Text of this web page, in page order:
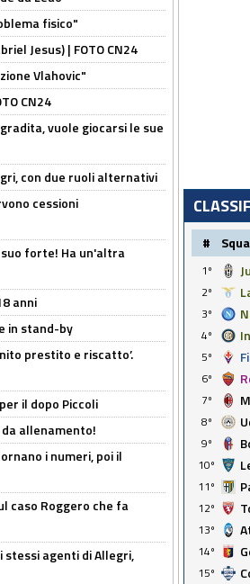
fisico"
Jesus) | FOTO CN24
Vlahovic"
CN24
vuole giocarsi le sue
con due ruoli alternativi
cessioni
suo forte! Ha un'altra
anni
in stand-by
prestito e riscatto’.
il dopo Piccoli
allenamento!
i numeri, poi il
caso Roggero che fa
agenti di Allegri,
#
1º
2º
3º
4º
5º
6º
7º
8º
9º
10º
11º
12º
13º
14º
15º